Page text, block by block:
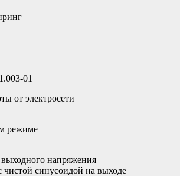
01
от электросети
режиме
напряжения
синусоидой на выходе